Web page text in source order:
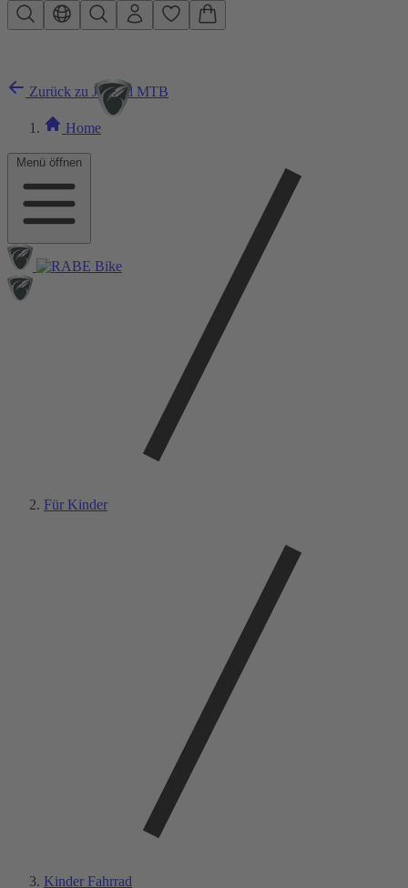
Zum Hauptinhalt springen
Menü öffnen
Zurück zu Jugend MTB
Home
Für Kinder
Kinder Fahrrad